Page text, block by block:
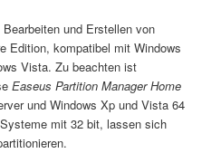
und Erstellen von
Edition, kompatibel mit Windows
Vista. Zu beachten ist
Easeus Partition Manager Home
und Windows Xp und Vista 64
mit 32 bit, lassen sich